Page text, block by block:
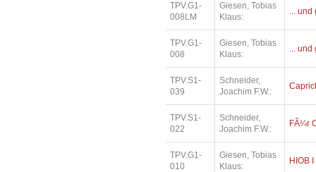
TPV.G1-
008LM
Giesen, Tobias
Klaus:
...
TPV.G1-
008
Giesen, Tobias
Klaus:
...
TPV.S1-
039
Schneider,
Joachim F.W.:
TPV.S1-
022
Schneider,
Joachim F.W.:
FÃ¼r
TPV.G1-
010
Giesen, Tobias
Klaus:
HIOB I